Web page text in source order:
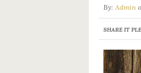
By: Admin
SHARE IT